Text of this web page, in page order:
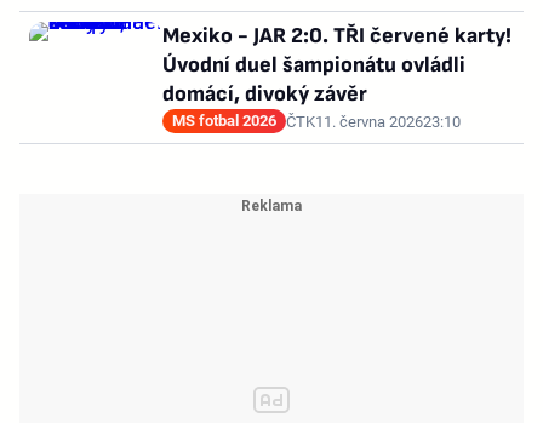
Mexiko - JAR 2:0. TŘI červené karty!
Úvodní duel šampionátu ovládli
domácí, divoký závěr
MS fotbal 2026 ČTK11. června 202623:10